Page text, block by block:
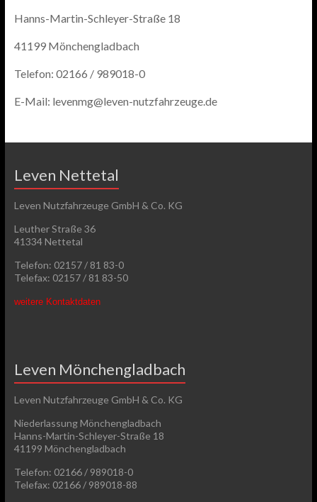
Hanns-Martin-Schleyer-Straße 18
41199 Mönchengladbach
Telefon: 02166 / 989018-0
E-Mail: levenmg@leven-nutzfahrzeuge.de
Leven Nettetal
Leven Nutzfahrzeuge GmbH & Co. KG
Leuther Straße 36
41334 Nettetal
Telefon: 02157 / 81 83-0
Telefax: 02157 / 81 83-50
weitere Kontaktdaten
Leven Mönchengladbach
Leven Nutzfahrzeuge GmbH & Co. KG
Niederlassung Mönchengladbach
Hanns-Martin-Schleyer-Straße 18
41199 Mönchengladbach
Telefon: 02166 / 989018-0
Telefax: 02166 / 989018-88